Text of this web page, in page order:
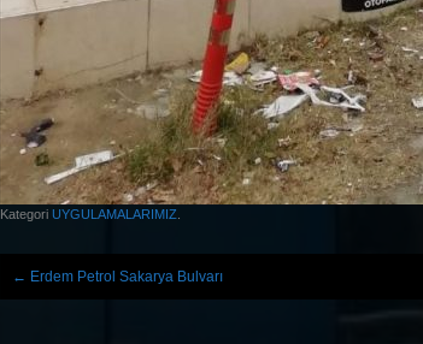
Kategori UYGULAMALARIMIZ
Post
← Erdem Petrol Sakarya Bulvarı